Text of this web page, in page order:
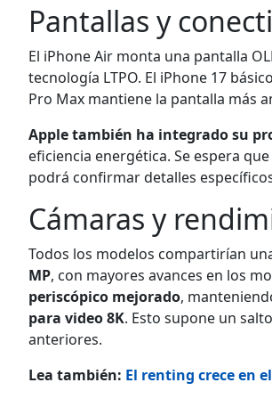
Pantallas y
El iPhone Air monta una pantalla
tecnología LTPO. El iPhone 17
Pro Max mantiene la pantalla más
Apple también ha integrado su
eficiencia energética. Se espera
podrá confirmar detalles
Cámaras y
Todos los modelos compartirían
MP, con mayores avances en los
periscópico mejorado,
para video 8K. Esto supone un
anteriores.
Lea también: El renting crece en